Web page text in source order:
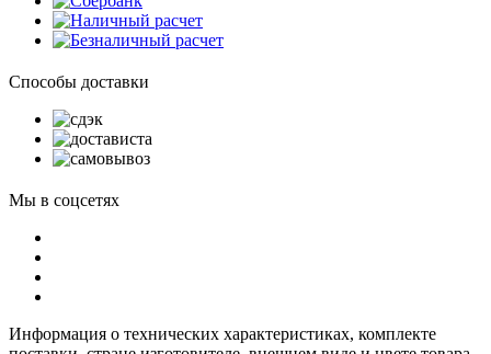
Способы доставки
Мы в соцсетях
Информация о технических характеристиках, комплекте